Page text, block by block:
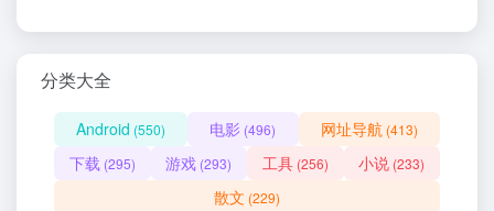
分类大全
Android (550) 电影 (496) 网址导航 (413)
下载 (295) 游戏 (293) 工具(256) 小说 (233)
散文 (229)